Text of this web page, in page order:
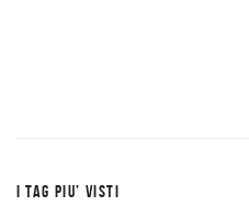
I TAG PIU’ VISTI